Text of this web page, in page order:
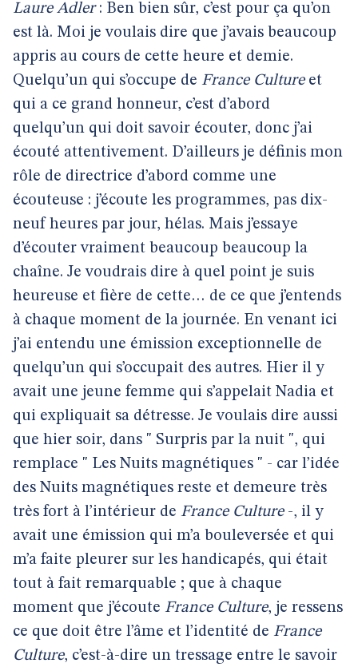
Laure Adler: Ben bien sûr, c’est pour ça qu’on
est là. Moi je voulais dire que j’avais beaucoup
appris au cours de cette heure et demie.
Quelqu’un qui s’occupe de France Cultureet
qui a ce grand honneur, c’est d’abord
quelqu’un qui doit savoir écouter, donc j’ai
écouté attentivement. D’ailleurs je définis mon
rôle de directrice d’abord comme une
écouteuse : j’écoute les programmes, pas dix-
neuf heures par jour, hélas. Mais j’essaye
d’écouter vraiment beaucoup beaucoup la
chaîne. Je voudrais dire à quel point je suis
heureuse et fière de cette… de ce que j’entends
à chaque moment de la journée. En venant ici
j’ai entendu une émission exceptionnelle de
quelqu’un qui s’occupait des autres. Hier il y
avait une jeune femme qui s’appelait Nadia et
qui expliquait sa détresse. Je voulais dire aussi
que hier soir, dans " Surpris par la nuit ", qui
remplace " Les Nuits magnétiques " - car l’idée
des Nuits magnétiques reste et demeure très
très fort à l’intérieur de France Culture-, il y
avait une émission qui m’a bouleversée et qui
m’a faite pleurer sur les handicapés, qui était
tout à fait remarquable ; que à chaque
moment que j’écoute France Culture, je ressens
ce que doit être l’âme et l’identité de France
Culture, c’est-à-dire un tressage entre le savoir